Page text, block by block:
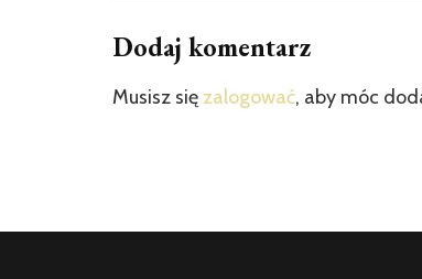
Dodaj komentarz
Musisz się zalogować, aby móc